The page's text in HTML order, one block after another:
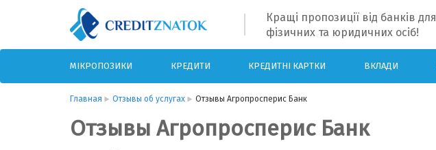
Кращі пропозиції від банків для
фізичних та юридичних осіб!
МІКРОПОЗИКИ КРЕДИТИ КРЕДИТНІ КАРТКИ ВКЛАДИ
Главная Отзывы об услугах Отзывы Агропросперис Банк
Отзывы Агропросперис Банк